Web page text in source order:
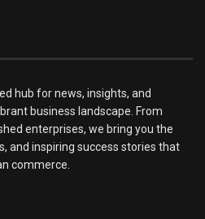
hub for news, insights, and
business landscape. From
enterprises, we bring you the
and inspiring success stories that
commerce.